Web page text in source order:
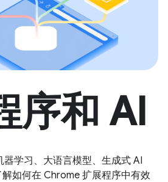
序和 AI
学习、大语言模型、生成式 AI
如何在 Chrome 扩展程序中有效